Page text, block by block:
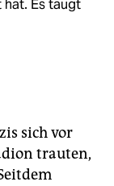
hat. Es taugt
hin. Was
Bremen die
sich vor
trauten,